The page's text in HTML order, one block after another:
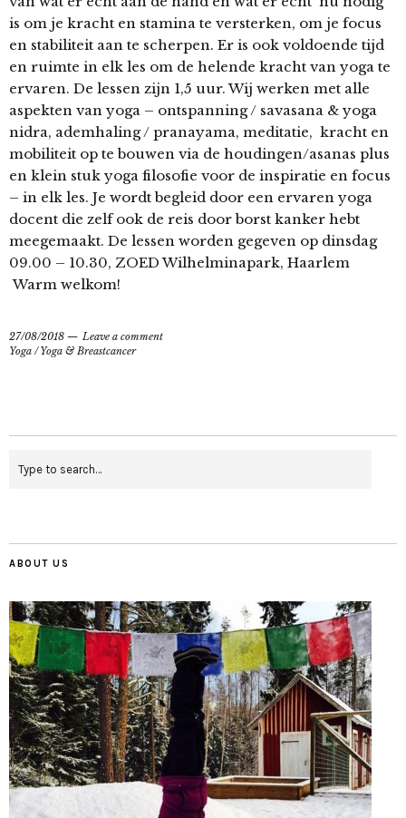
is om je kracht en stamina te versterken, om je focus
en stabiliteit aan te scherpen. Er is ook voldoende tijd
en ruimte in elk les om de helende kracht van yoga te
ervaren. De lessen zijn 1,5 uur. Wij werken met alle
aspekten van yoga – ontspanning / savasana & yoga
nidra, ademhaling / pranayama, meditatie, kracht en
mobiliteit op te bouwen via de houdingen/asanas plus
en klein stuk yoga filosofie voor de inspiratie en focus
– in elk les. Je wordt begleid door een ervaren yoga
docent die zelf ook de reis door borst kanker hebt
meegemaakt. De lessen worden gegeven op dinsdag
09.00 – 10.30, ZOED Wilhelminapark, Haarlem
Warm welkom!
27/08/2018
Leave a comment
Yoga /Yoga & Breastcancer
ABOUT US